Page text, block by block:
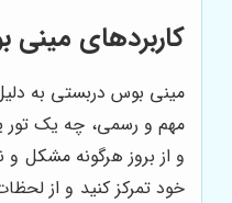
کاربردهای مینی
مینی بوس دربستی به
مهم و رسمی، چه یک تور
و از بروز هرگونه مشکل
خود تمرکز کنید و از